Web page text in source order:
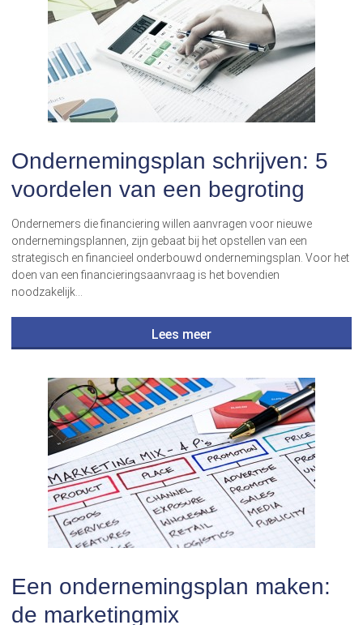
Ondernemingsplan schrijven: 5
voordelen van een begroting
Ondernemers die financiering willen aanvragen voor nieuwe
ondernemingsplannen, zijn gebaat bij het opstellen van een
strategisch en financieel onderbouwd ondernemingsplan. Voor het
doen van een financieringsaanvraag is het bovendien
noodzakelijk…
Lees meer
Een ondernemingsplan maken:
de marketingmix